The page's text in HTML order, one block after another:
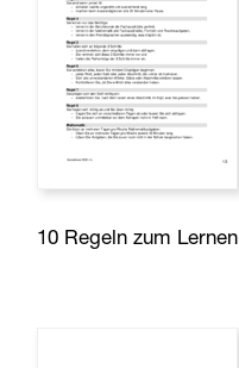
10 Regeln zum Lernen